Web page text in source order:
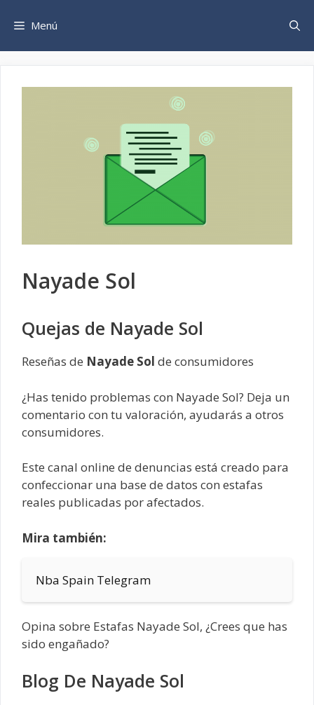
Menú
Nayade Sol
Quejas de Nayade Sol
Reseñas de Nayade Sol de consumidores
¿Has tenido problemas con Nayade Sol? Deja un
comentario con tu valoración, ayudarás a otros
consumidores.
Este canal online de denuncias está creado para
confeccionar una base de datos con estafas
reales publicadas por afectados.
Mira también:
Nba Spain Telegram
Opina sobre Estafas Nayade Sol, ¿Crees que has
sido engañado?
Blog De Nayade Sol